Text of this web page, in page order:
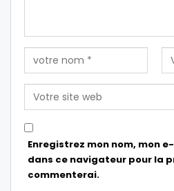
Enregistrez mon nom, mon
dans ce navigateur pour la
commenterai.